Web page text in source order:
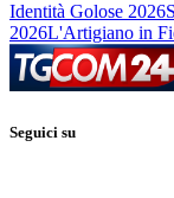
Identità Golose 2026
2026L'Artigiano in
Seguici su